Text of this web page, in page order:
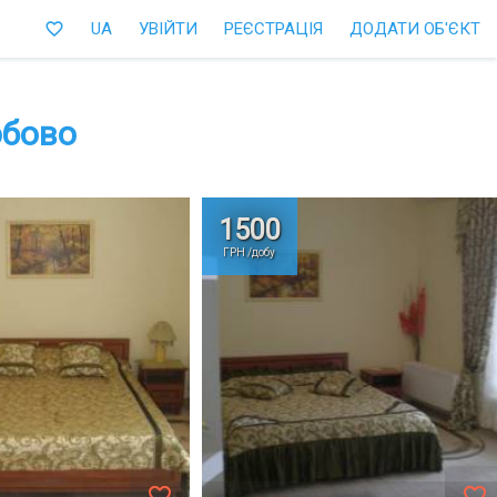
favorite_border UA УВІЙТИ РЕЄСТРАЦІЯ ДОДАТИ ОБ'ЄКТ
1500
ГРН /добу